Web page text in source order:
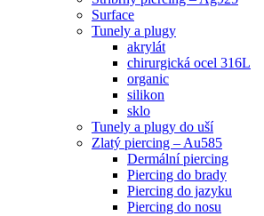
Surface
Tunely a plugy
akrylát
chirurgická ocel 316L
organic
silikon
sklo
Tunely a plugy do uší
Zlatý piercing – Au585
Dermální piercing
Piercing do brady
Piercing do jazyku
Piercing do nosu